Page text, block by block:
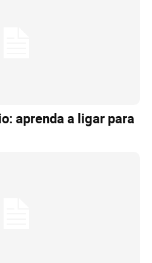
aprenda a ligar para